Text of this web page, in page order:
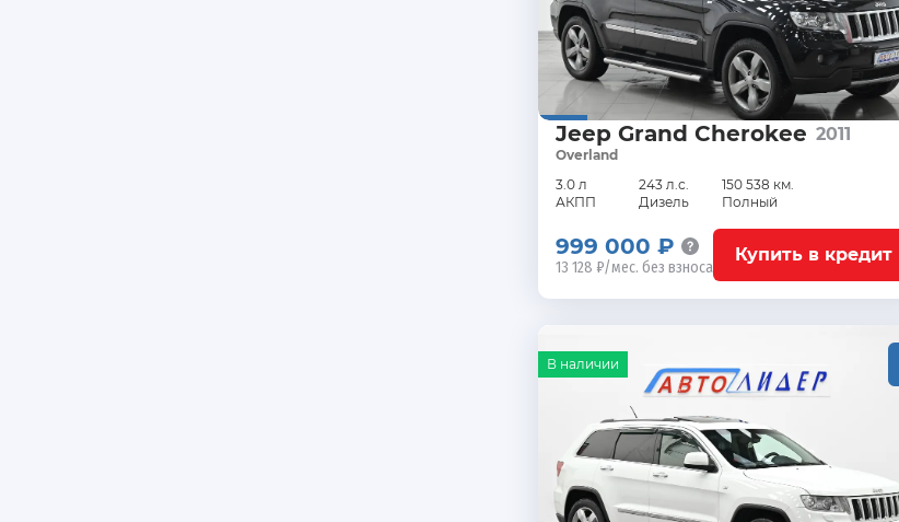
Jeep Grand Cherokee 2011
Overland
3.0 л
243 л.с.
150 538 км.
АКПП
Дизель Полный
Купить в кредит
999 000 ₽
13 128 ₽/мес. без взноса
В наличии